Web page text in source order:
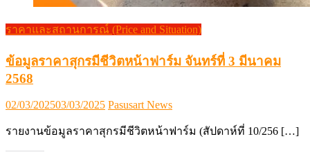
ราคาและสถานการณ์ (Price and Situation)
ข้อมูลราคาสุกรมีชีวิตหน้าฟาร์ม จันทร์ที่ 3 มีนาคม
2568
Posted
02/03/202503/03/2025 Author
Pasusart News
รายงานข้อมูลราคาสุกรมีชีวิตหน้าฟาร์ม (สัปดาห์ที่ 10/256 […]